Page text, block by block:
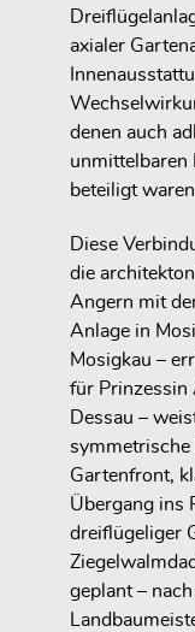
axialer
denen auch
unmittelbaren
beteiligt
Diese
die
Angern mit
Anlage in
Mosigkau –
für Prinzessin
Dessau –
symmetrische
Gartenfront,
Übergang ins
dreiflügeliger
geplant –